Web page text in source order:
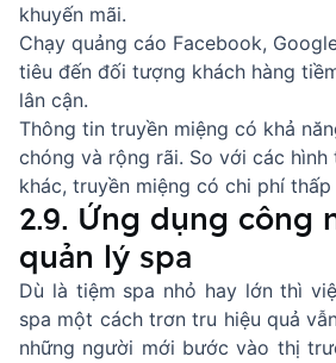
khuyến mãi.
Chạy quảng cáo Facebook,
tiêu đến đối tượng khách hàng
lân cận.
Thông tin truyền miệng có khả
chóng và rộng rãi. So với các hình
khác, truyền miệng có chi phí thấp
2.9. Ứng dụng công
quản lý spa
Dù là tiệm spa nhỏ hay lớn thì
spa một cách trơn tru hiệu quả
những người mới bước vào thị